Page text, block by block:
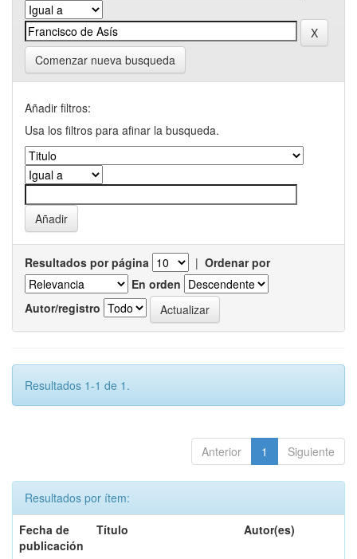
Comenzar nueva busqueda
Añadir filtros:
Usa los filtros para afinar la busqueda.
Resultados por página | Ordenar por
En orden
Autor/registro
Resultados 1-1 de 1.
Anterior 1 Siguiente
Resultados por ítem:
Fecha de
publicación
Título Autor(es)